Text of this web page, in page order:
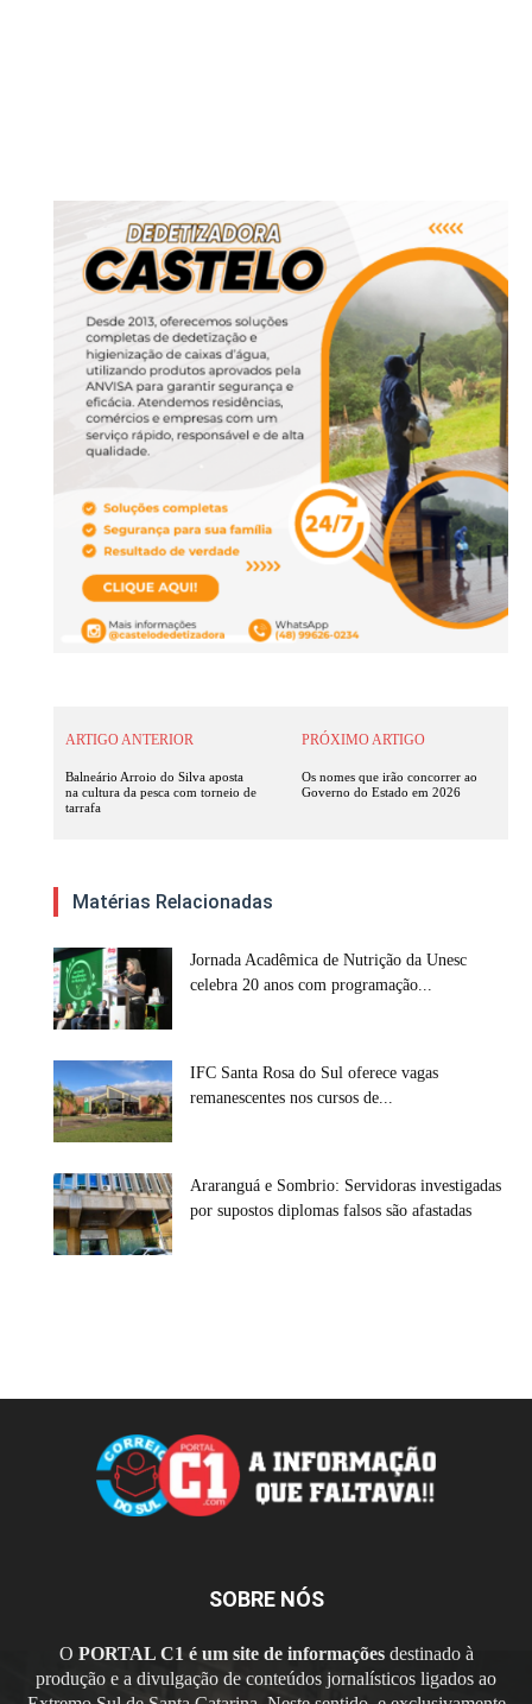
ARTIGO ANTERIOR
Balneário Arroio do Silva aposta
na cultura da pesca com torneio de
tarrafa
PRÓXIMO ARTIGO
Os nomes que irão concorrer ao
Governo do Estado em 2026
Matérias Relacionadas
Jornada Acadêmica de Nutrição da Unesc
celebra 20 anos com programação...
IFC Santa Rosa do Sul oferece vagas
remanescentes nos cursos de...
Araranguá e Sombrio: Servidoras investigadas
por supostos diplomas falsos são afastadas
SOBRE NÓS
O PORTAL C1 é um site de informaçõesdestinado à
produção e a divulgação de conteúdos jornalísticos ligados ao